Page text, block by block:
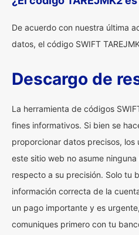
De acuerdo con nuestra última
datos, el código SWIFT
Descargo de
La herramienta de códigos
fines informativos. Si bien se
proporcionar datos precisos, los
este sitio web no asume
respecto a su precisión. Solo tu
información correcta de la
un pago importante y es
comuniques primero con tu